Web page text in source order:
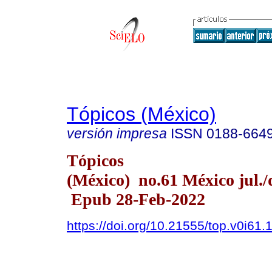
Tópicos (México)
versión impresa ISSN 0188-
Tópicos
(México) no.61 México jul./
Epub 28-Feb-2022
https://doi.org/10.21555/